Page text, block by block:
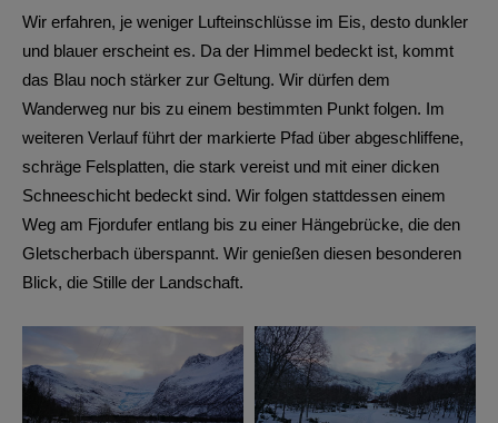
Wir erfahren, je weniger Lufteinschlüsse im Eis, desto dunkler
und blauer erscheint es. Da der Himmel bedeckt ist, kommt
das Blau noch stärker zur Geltung. Wir dürfen dem
Wanderweg nur bis zu einem bestimmten Punkt folgen. Im
weiteren Verlauf führt der markierte Pfad über abgeschliffene,
schräge Felsplatten, die stark vereist und mit einer dicken
Schneeschicht bedeckt sind. Wir folgen stattdessen einem
Weg am Fjordufer entlang bis zu einer Hängebrücke, die den
Gletscherbach überspannt. Wir genießen diesen besonderen
Blick, die Stille der Landschaft.